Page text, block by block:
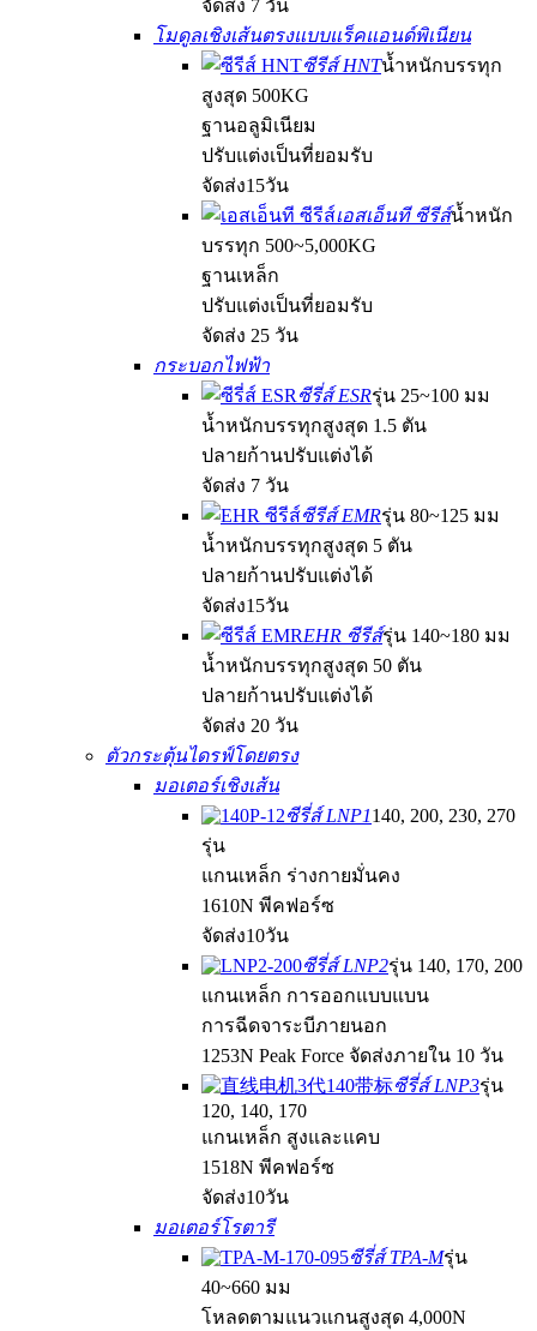
จัดส่ง 7 วัน
โมดูลเชิงเส้นตรงแบบแร็คแอนด์พิเนียน
ซีรีส์ HNTน้ำหนักบรรทุก
สูงสุด 500KG
ฐานอลูมิเนียม
ปรับแต่งเป็นที่ยอมรับ
จัดส่ง15วัน
เอสเอ็นที ซีรีส์น้ำหนัก
บรรทุก 500~5,000KG
ฐานเหล็ก
ปรับแต่งเป็นที่ยอมรับ
จัดส่ง 25 วัน
กระบอกไฟฟ้า
ซีรี่ส์ ESRรุ่น 25~100 มม
น้ำหนักบรรทุกสูงสุด 1.5 ตัน
ปลายก้านปรับแต่งได้
จัดส่ง 7 วัน
ซีรีส์ EMRรุ่น 80~125 มม
น้ำหนักบรรทุกสูงสุด 5 ตัน
ปลายก้านปรับแต่งได้
จัดส่ง15วัน
EHR ซีรีส์รุ่น 140~180 มม
น้ำหนักบรรทุกสูงสุด 50 ตัน
ปลายก้านปรับแต่งได้
จัดส่ง 20 วัน
ตัวกระตุ้นไดรฟ์โดยตรง
มอเตอร์เชิงเส้น
ซีรี่ส์ LNP1140, 200, 230, 270
รุ่น
แกนเหล็ก ร่างกายมั่นคง
1610N พีคฟอร์ซ
จัดส่ง10วัน
ซีรี่ส์ LNP2รุ่น 140, 170, 200
แกนเหล็ก การออกแบบแบน
การฉีดจาระบีภายนอก
1253N Peak Force จัดส่งภายใน 10 วัน
ซีรี่ส์ LNP3รุ่น
120, 140, 170
แกนเหล็ก สูงและแคบ
1518N พีคฟอร์ซ
จัดส่ง10วัน
มอเตอร์โรตารี
ซีรี่ส์ TPA-Mรุ่น
40~660 มม
โหลดตามแนวแกนสูงสุด 4,000N